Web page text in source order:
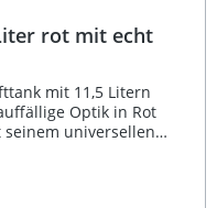
rot mit echt
mit 11,5 Litern
Optik in Rot
universellen
sorgt für eine